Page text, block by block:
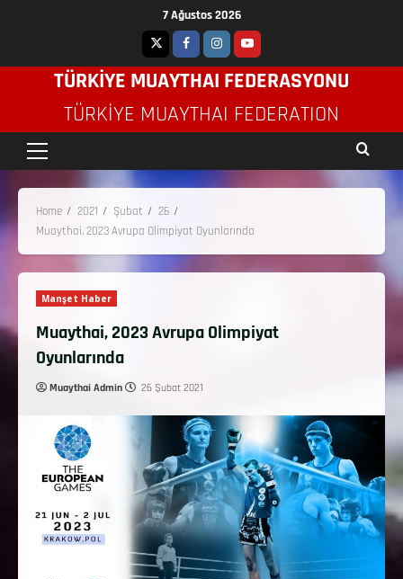
7 Ağustos 2026
TÜRKİYE MUAYTHAI FEDERASYONU
TÜRKIYE MUAYTHAI FEDERATION
Home 2021 Şubat
26
Muaythai, 2023 Avrupa Olimpiyat Oyunlarında
Manşet Haber
Muaythai, 2023 Avrupa Olimpiyat
Oyunlarında
Muaythai Admin 26 Şubat 2021